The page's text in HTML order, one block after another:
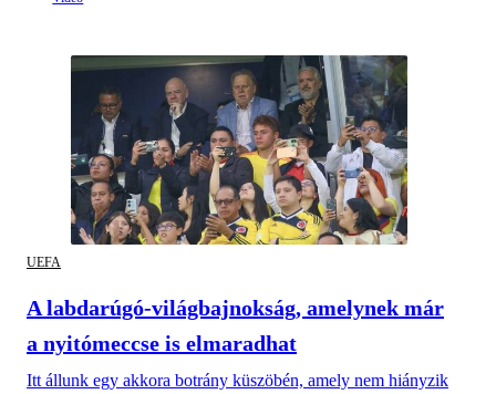
UEFA
A labdarúgó-világbajnokság, amelynek már
a nyitómeccse is elmaradhat
Itt állunk egy akkora botrány küszöbén, amely nem hiányzik